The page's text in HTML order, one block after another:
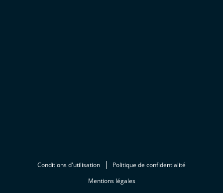
Conditions d'utilisation
Politique de confidentialité
Mentions légales